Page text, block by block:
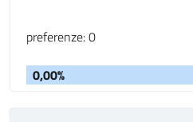
preferenze: 0
0,00%